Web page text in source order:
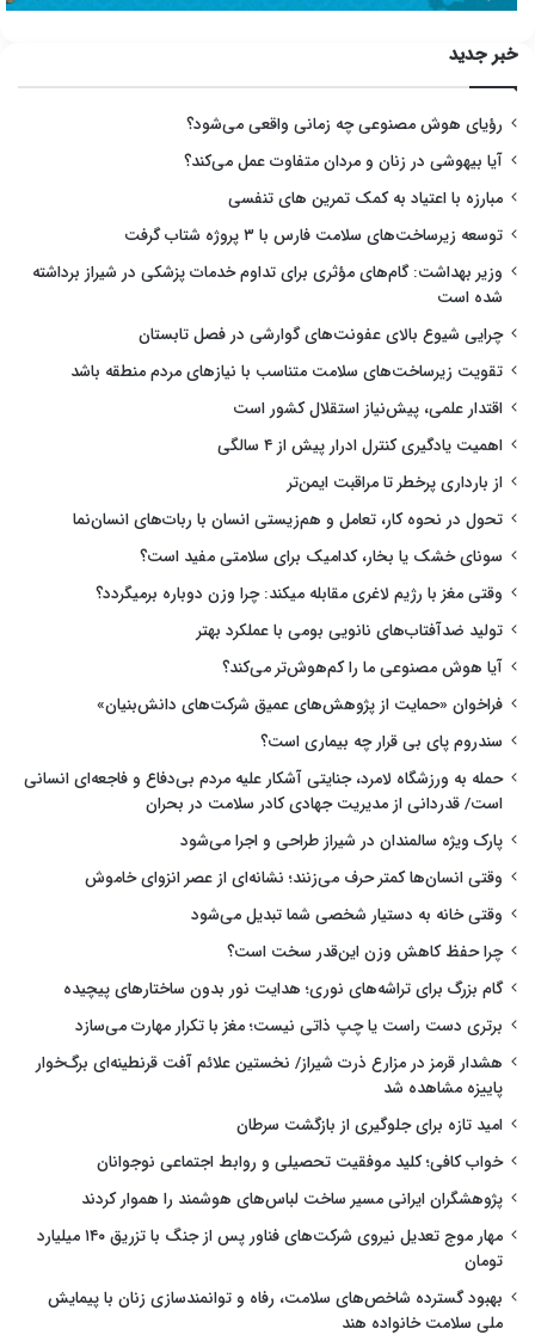
خبر جدید
رؤیای هوش مصنوعی چه زمانی واقعی می‌شود؟
آیا بیهوشی در زنان و مردان متفاوت عمل می‌کند؟
مبارزه با اعتیاد به کمک تمرین های تنفسی
توسعه زیرساخت‌های سلامت فارس با ۳ پروژه شتاب گرفت
وزیر بهداشت: گام‌های مؤثری برای تداوم خدمات پزشکی در شیراز برداشته
شده است
چرایی شیوع بالای عفونت‌های گوارشی در فصل تابستان
تقویت زیرساخت‌های سلامت متناسب با نیازهای مردم منطقه باشد
اقتدار علمی، پیش‌نیاز استقلال کشور است
اهمیت یادگیری کنترل ادرار پیش از ۴ سالگی
از بارداری پرخطر تا مراقبت ایمن‌تر
تحول در نحوه کار، تعامل و هم‌زیستی انسان با ربات‌های انسان‌نما
سونای خشک یا بخار، کدامیک برای سلامتی مفید است؟
وقتی مغز با رژیم لاغری مقابله میکند: چرا وزن دوباره برمیگردد؟
تولید ضدآفتاب‌های نانویی بومی با عملکرد بهتر
آیا هوش مصنوعی ما را کم‌هوش‌تر می‌کند؟
فراخوان «حمایت از پژوهش‌های عمیق شرکت‌های دانش‌بنیان»
سندروم پای بی قرار چه بیماری است؟
حمله به ورزشگاه لامرد، جنایتی آشکار علیه مردم بی‌دفاع و فاجعه‌ای انسانی
است/ قدردانی از مدیریت جهادی کادر سلامت در بحران
پارک ویژه سالمندان در شیراز طراحی و اجرا می‌شود
وقتی انسان‌ها کمتر حرف می‌زنند؛ نشانه‌ای از عصر انزوای خاموش
وقتی خانه به دستیار شخصی شما تبدیل می‌شود
چرا حفظ کاهش وزن این‌قدر سخت است؟
گام بزرگ برای تراشه‌های نوری؛ هدایت نور بدون ساختارهای پیچیده
برتری دست راست یا چپ ذاتی نیست؛ مغز با تکرار مهارت می‌سازد
هشدار قرمز در مزارع ذرت شیراز/ نخستین علائم آفت قرنطینه‌ای برگ‌خوار
پاییزه مشاهده شد
امید تازه برای جلوگیری از بازگشت سرطان
خواب کافی؛ کلید موفقیت تحصیلی و روابط اجتماعی نوجوانان
پژوهشگران ایرانی مسیر ساخت لباس‌های هوشمند را هموار کردند
مهار موج تعدیل نیروی شرکت‌های فناور پس از جنگ با تزریق ۱۴۰ میلیارد
تومان
بهبود گسترده شاخص‌های سلامت، رفاه و توانمندسازی زنان با پیمایش
ملی سلامت خانواده هند